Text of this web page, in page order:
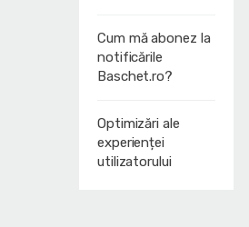
Cum mă abonez la
notificările
Baschet.ro?
Optimizări ale
experienței
utilizatorului